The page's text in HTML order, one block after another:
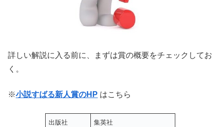
詳しい解説に入る前に、まずは賞の概要をチェックしてお
く。
※小説すばる新人賞のHP はこちら
出版社 集英社